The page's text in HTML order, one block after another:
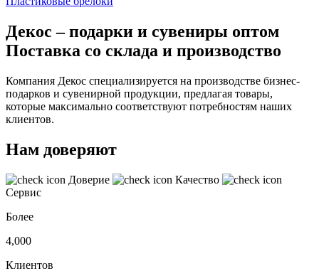
Декос – подарки и сувениры оптом
Поставка со склада и производство
Компания Декос специализируется на производстве бизнес-
подарков и сувенирной продукции, предлагая товары,
которые максимально соответствуют потребностям наших
клиентов.
Нам доверяют
Доверие
Качество
Сервис
Более
4,000
Клиентов